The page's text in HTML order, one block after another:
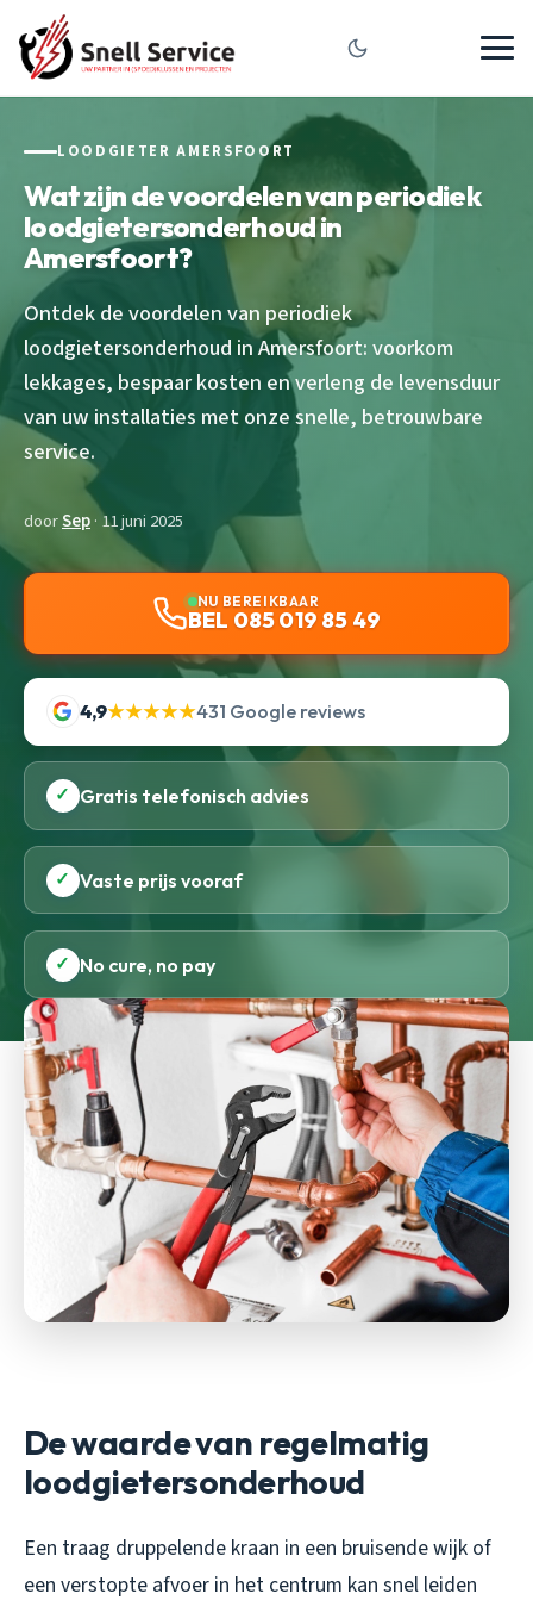
LOODGIETER AMERSFOORT
Wat zijn de voordelen van periodiek
loodgietersonderhoud in
Amersfoort?
Ontdek de voordelen van periodiek
loodgietersonderhoud in Amersfoort: voorkom
lekkages, bespaar kosten en verleng de levensduur
van uw installaties met onze snelle, betrouwbare
service.
doorSep· 11 juni 2025
NU BEREIKBAAR
BEL 085 019 85 49
4,9★★★★★431 Google reviews
✓ Gratis telefonisch advies
✓ Vaste prijs vooraf
✓ No cure, no pay
De waarde van regelmatig
loodgietersonderhoud
Een traag druppelende kraan in een bruisende wijk of
een verstopte afvoer in het centrum kan snel leiden